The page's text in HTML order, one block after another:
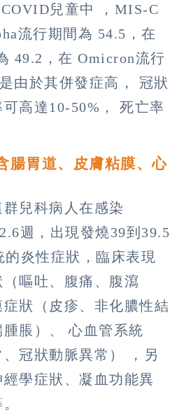
兒童中 ，MIS-C
流行期間為 54.5，在
49.2，在 Omicron流行
由於其併發症高， 冠狀
高達10-50%， 死亡率
腸胃道、皮膚粘膜、心
兒科病人在感染
週，出現發燒39到39.5
的炎性症狀，臨床表現
嘔吐、腹痛、腹瀉
狀（皮疹、非化膿性結
脹）、 心血管系統
、冠狀動脈異常） ，另
學症狀、凝血功能異